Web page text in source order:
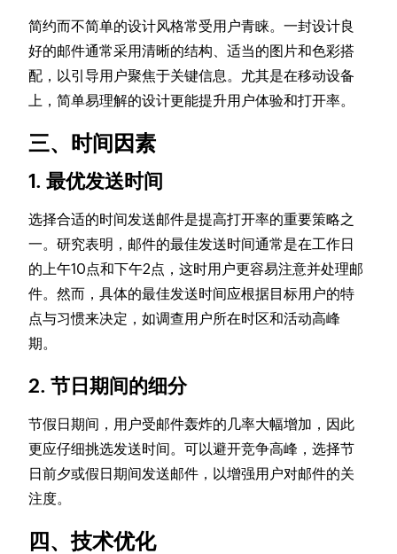
简约而不简单的设计风格常受用户青睐。一封设计良
好的邮件通常采用清晰的结构、适当的图片和色彩搭
配，以引导用户聚焦于关键信息。尤其是在移动设备
上，简单易理解的设计更能提升用户体验和打开率。
三、时间因素
1. 最优发送时间
选择合适的时间发送邮件是提高打开率的重要策略之
一。研究表明，邮件的最佳发送时间通常是在工作日
的上午10点和下午2点，这时用户更容易注意并处理邮
件。然而，具体的最佳发送时间应根据目标用户的特
点与习惯来决定，如调查用户所在时区和活动高峰
期。
2. 节日期间的细分
节假日期间，用户受邮件轰炸的几率大幅增加，因此
更应仔细挑选发送时间。可以避开竞争高峰，选择节
日前夕或假日期间发送邮件，以增强用户对邮件的关
注度。
四、技术优化